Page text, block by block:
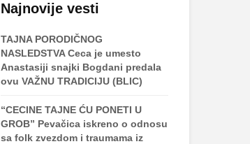
Najnovije vesti
TAJNA PORODIČNOG
NASLEDSTVA Ceca je umesto
Anastasiji snajki Bogdani predala
ovu VAŽNU TRADICIJU (BLIC)
“CECINE TAJNE ĆU PONETI U
GROB” Pevačica iskreno o odnosu
sa folk zvezdom i traumama iz